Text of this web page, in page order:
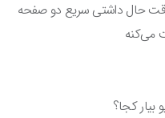
حال داشتی سریع دو صفحه
کجا؟